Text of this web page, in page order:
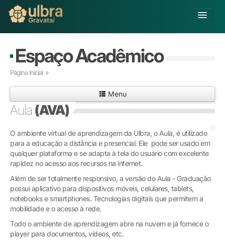
Buscar
Matricule-se
Graduação
Pós-graduação
Educação a Distância
Extensão
Infraestrutura e Serviços
Inovação
Sobre a ULBRA
Espaço Acadêmico
Página Inicial »
Menu
Aula (AVA)
O ambiente virtual de aprendizagem da Ulbra, o Aula, é utilizado
para a educação a distância e presencial. Ele pode ser usado em
qualquer plataforma e se adapta à tela do usuário com excelente
rapidez no acesso aos recursos na internet.
Além de ser totalmente responsivo, a versão do Aula - Graduação
possui aplicativo para dispositivos móveis, celulares, tablets,
notebooks e smartphones. Tecnologias digitais que permitem a
mobilidade e o acesso à rede.
Todo o ambiente de aprendizagem abre na nuvem e já fornece o
player para documentos, vídeos, etc.